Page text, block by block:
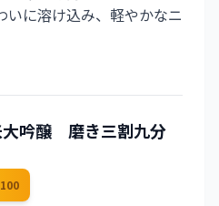
いに溶け込み、軽やかなニ
吟醸 磨き三割九分